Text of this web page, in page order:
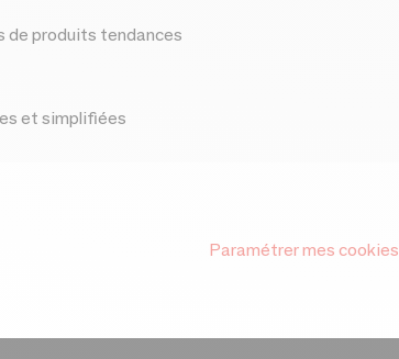
de produits tendances
et simplifiées
Paramétrer mes cookies